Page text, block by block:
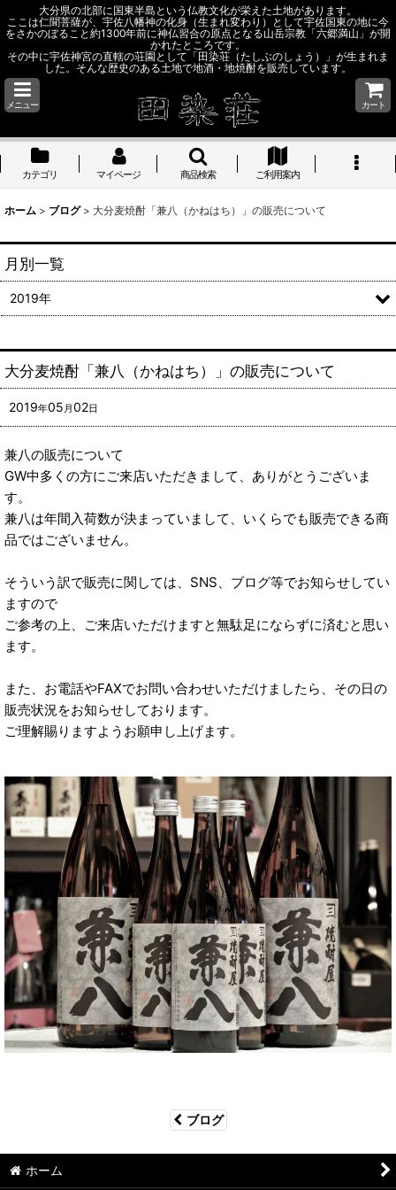
大分県の北部に国東半島という仏教文化が栄えた土地があります。
ここは仁聞菩薩が、宇佐八幡神の化身（生まれ変わり）として宇佐国東の地に今
をさかのぼること約1300年前に神仏習合の原点となる山岳宗教「六郷満山」が開
かれたところです。
その中に宇佐神宮の直轄の荘園として「田染荘（たしぶのしょう）」が生まれま
した。そんな歴史のある土地で地酒・地焼酎を販売しています。
メニュー カート
カテゴリ マイページ 商品検索 ご利用案内
ホーム > ブログ > 大分麦焼酎「兼八（かねはち）」の販売について
大分麦焼酎「兼八（かねはち）」の販売について
2019年05 月02日
兼八の販売について
GW中多くの方にご来店いただきまして、ありがとうございま
す。
兼八は年間入荷数が決まっていまして、いくらでも販売できる商
品ではございません。
そういう訳で販売に関しては、SNS、ブログ等でお知らせしてい
ますので
ご参考の上、ご来店いただけますと無駄足にならずに済むと思い
ます。
また、お電話やFAXでお問い合わせいただけましたら、その日の
販売状況をお知らせしております。
ご理解賜りますようお願申し上げます。
ブログ
月別一覧
2019年
ホーム